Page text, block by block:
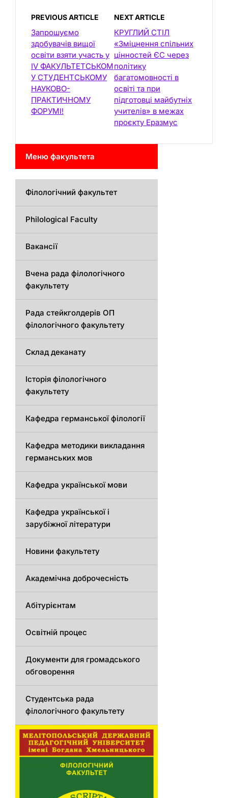
PREVIOUS ARTICLE
Запрошуємо
здобувачів вищої
освіти взяти участь у
IV ФАКУЛЬТЕТСЬКОМ
У СТУДЕНТСЬКОМУ
НАУКОВО-
ПРАКТИЧНОМУ
ФОРУМІ!
NEXT ARTICLE
КРУГЛИЙ СТІЛ
«Зміцнення спільних
цінностей ЄС через
політику
багатомовності в
освіті та при
підготовці майбутніх
учителів» в межах
проєкту Еразмус
Меню факультета
Філологічний факультет
Philological Faculty
Вакансії
Вчена рада філологічного
факультету
Рада стейкголдерів ОП
філологічного факультету
Склад деканату
Історія філологічного
факультету
Кафедрa германської філології
Кафедрa методики викладання
германських мов
Кафедра української мови
Кафедра української і
зарубіжної літератури
Новини факультету
Академічна доброчесність
Абітурієнтам
Освітній процес
Документи для громадського
обговорення
Студентська рада
філологічного факультету